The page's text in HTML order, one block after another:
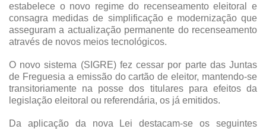
estabelece o novo regime do recenseamento eleitoral e
consagra medidas de simplificação e modernização que
asseguram a actualização permanente do recenseamento
através de novos meios tecnológicos.
O novo sistema (SIGRE) fez cessar por parte das Juntas
de Freguesia a emissão do cartão de eleitor, mantendo-se
transitoriamente na posse dos titulares para efeitos da
legislação eleitoral ou referendária, os já emitidos.
Da aplicação da nova Lei destacam-se os seguintes